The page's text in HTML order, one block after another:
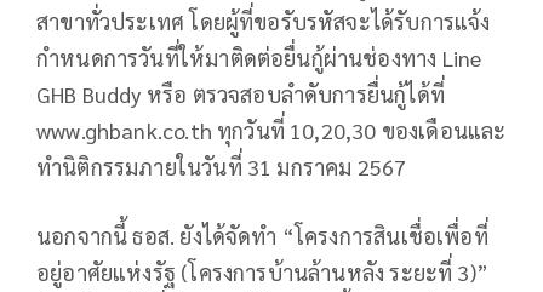
สาขาทั่วประเทศ โดยผู้ที่ขอรับรหัสจะได้รับการแจ้ง
กำหนดการวันที่ให้มาติดต่อยื่นกู้ผ่านช่องทาง Line
GHB Buddy หรือ ตรวจสอบลำดับการยื่นกู้ได้ที่
www.ghbank.co.th ทุกวันที่ 10,20,30 ของเดือนและ
ทำนิติกรรมภายในวันที่ 31 มกราคม 2567
นอกจากนี้ ธอส. ยังได้จัดทำ “โครงการสินเชื่อเพื่อที่
อยู่อาศัยแห่งรัฐ (โครงการบ้านล้านหลัง ระยะที่ 3)”